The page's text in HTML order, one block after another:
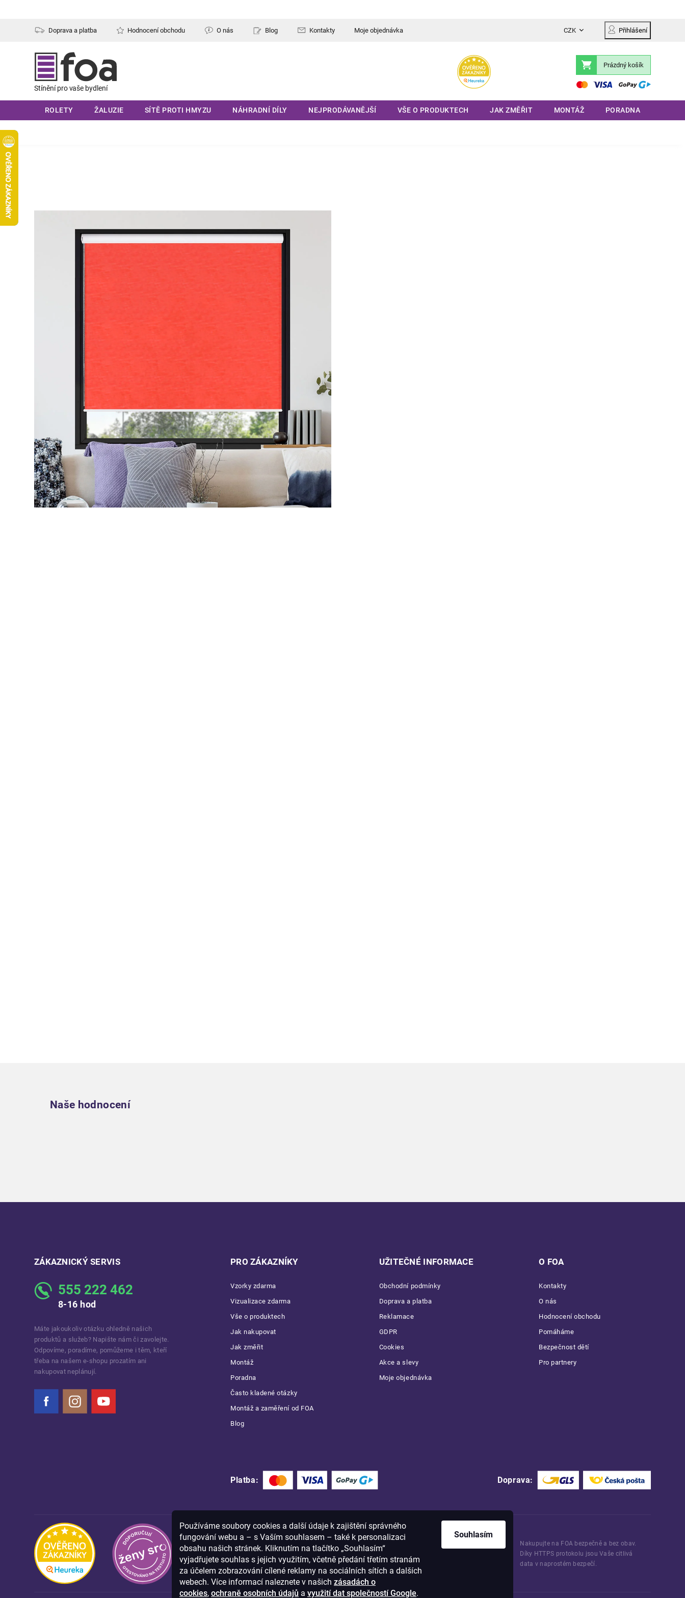
Používáme soubory cookies a další údaje k zajištění správného
fungování webu a – s Vaším souhlasem – také k personalizaci
obsahu našich stránek. Kliknutím na tlačítko „Souhlasím“
vyjadřujete souhlas s jejich využitím, včetně předání třetím stranám
za účelem zobrazování cílené reklamy na sociálních sítích a dalších
webech. Více informací naleznete v našich zásadách o
cookies, ochraně osobních údajů a využití dat společností Google.
Souhlasím
Doprava a platba Hodnocení obchodu O nás Blog Kontakty Moje objednávka CZK Přihlášení
Nákupní
košík
Prázdný košík
ROLETY ŽALUZIE SÍTĚ PROTI HMYZU NÁHRADNÍ DÍLY NEJPRODÁVANĚJŠÍ VŠE O PRODUKTECH JAK ZMĚŘIT MONTÁŽ PORADNA
Naše hodnocení
ZÁKAZNICKÝ SERVIS
555 222 462
8-16 hod
Máte jakoukoliv otázku ohledně našich
produktů a služeb? Napište nám či zavolejte.
Odpovíme, poradíme, pomůžeme i těm, kteří
třeba na našem e-shopu prozatím ani
nakupovat neplánují.
Instagram
PRO ZÁKAZNÍKY
Vzorky zdarma
Vizualizace zdarma
Vše o produktech
Jak nakupovat
Jak změřit
Montáž
Poradna
Často kladené otázky
Montáž a zaměření od FOA
Blog
UŽITEČNÉ INFORMACE
Obchodní podmínky
Doprava a platba
Reklamace
GDPR
Cookies
Akce a slevy
Moje objednávka
O FOA
Kontakty
O nás
Hodnocení obchodu
Pomáháme
Bezpečnost dětí
Pro partnery
Platba: Doprava:
Nakupujte na FOA bezpečně a bez obav.
Díky HTTPS protokolu jsou Vaše citlivá
data v naprostém bezpečí.